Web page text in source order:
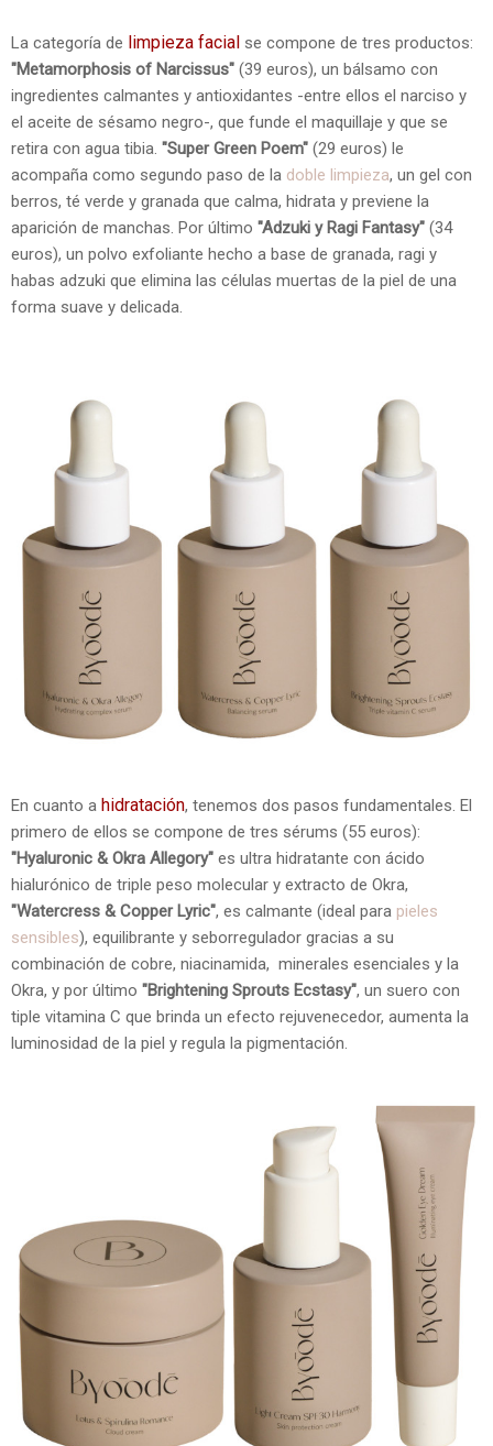
La categoría de limpieza facial se compone de tres productos:
"Metamorphosis of Narcissus" (39 euros), un bálsamo con
ingredientes calmantes y antioxidantes -entre ellos el narciso y
el aceite de sésamo negro-, que funde el maquillaje y que se
retira con agua tibia. "Super Green Poem" (29 euros) le
acompaña como segundo paso de la doble limpieza, un gel con
berros, té verde y granada que calma, hidrata y previene la
aparición de manchas. Por último "Adzuki y Ragi Fantasy" (34
euros), un polvo exfoliante hecho a base de granada, ragi y
habas adzuki que elimina las células muertas de la piel de una
forma suave y delicada.
En cuanto a hidratación, tenemos dos pasos fundamentales. El
primero de ellos se compone de tres sérums (55 euros):
"Hyaluronic & Okra Allegory" es ultra hidratante con ácido
hialurónico de triple peso molecular y extracto de Okra,
"Watercress & Copper Lyric", es calmante (ideal para pieles
sensibles), equilibrante y seborregulador gracias a su
combinación de cobre, niacinamida, minerales esenciales y la
Okra, y por último "Brightening Sprouts Ecstasy", un suero con
tiple vitamina C que brinda un efecto rejuvenecedor, aumenta la
luminosidad de la piel y regula la pigmentación.